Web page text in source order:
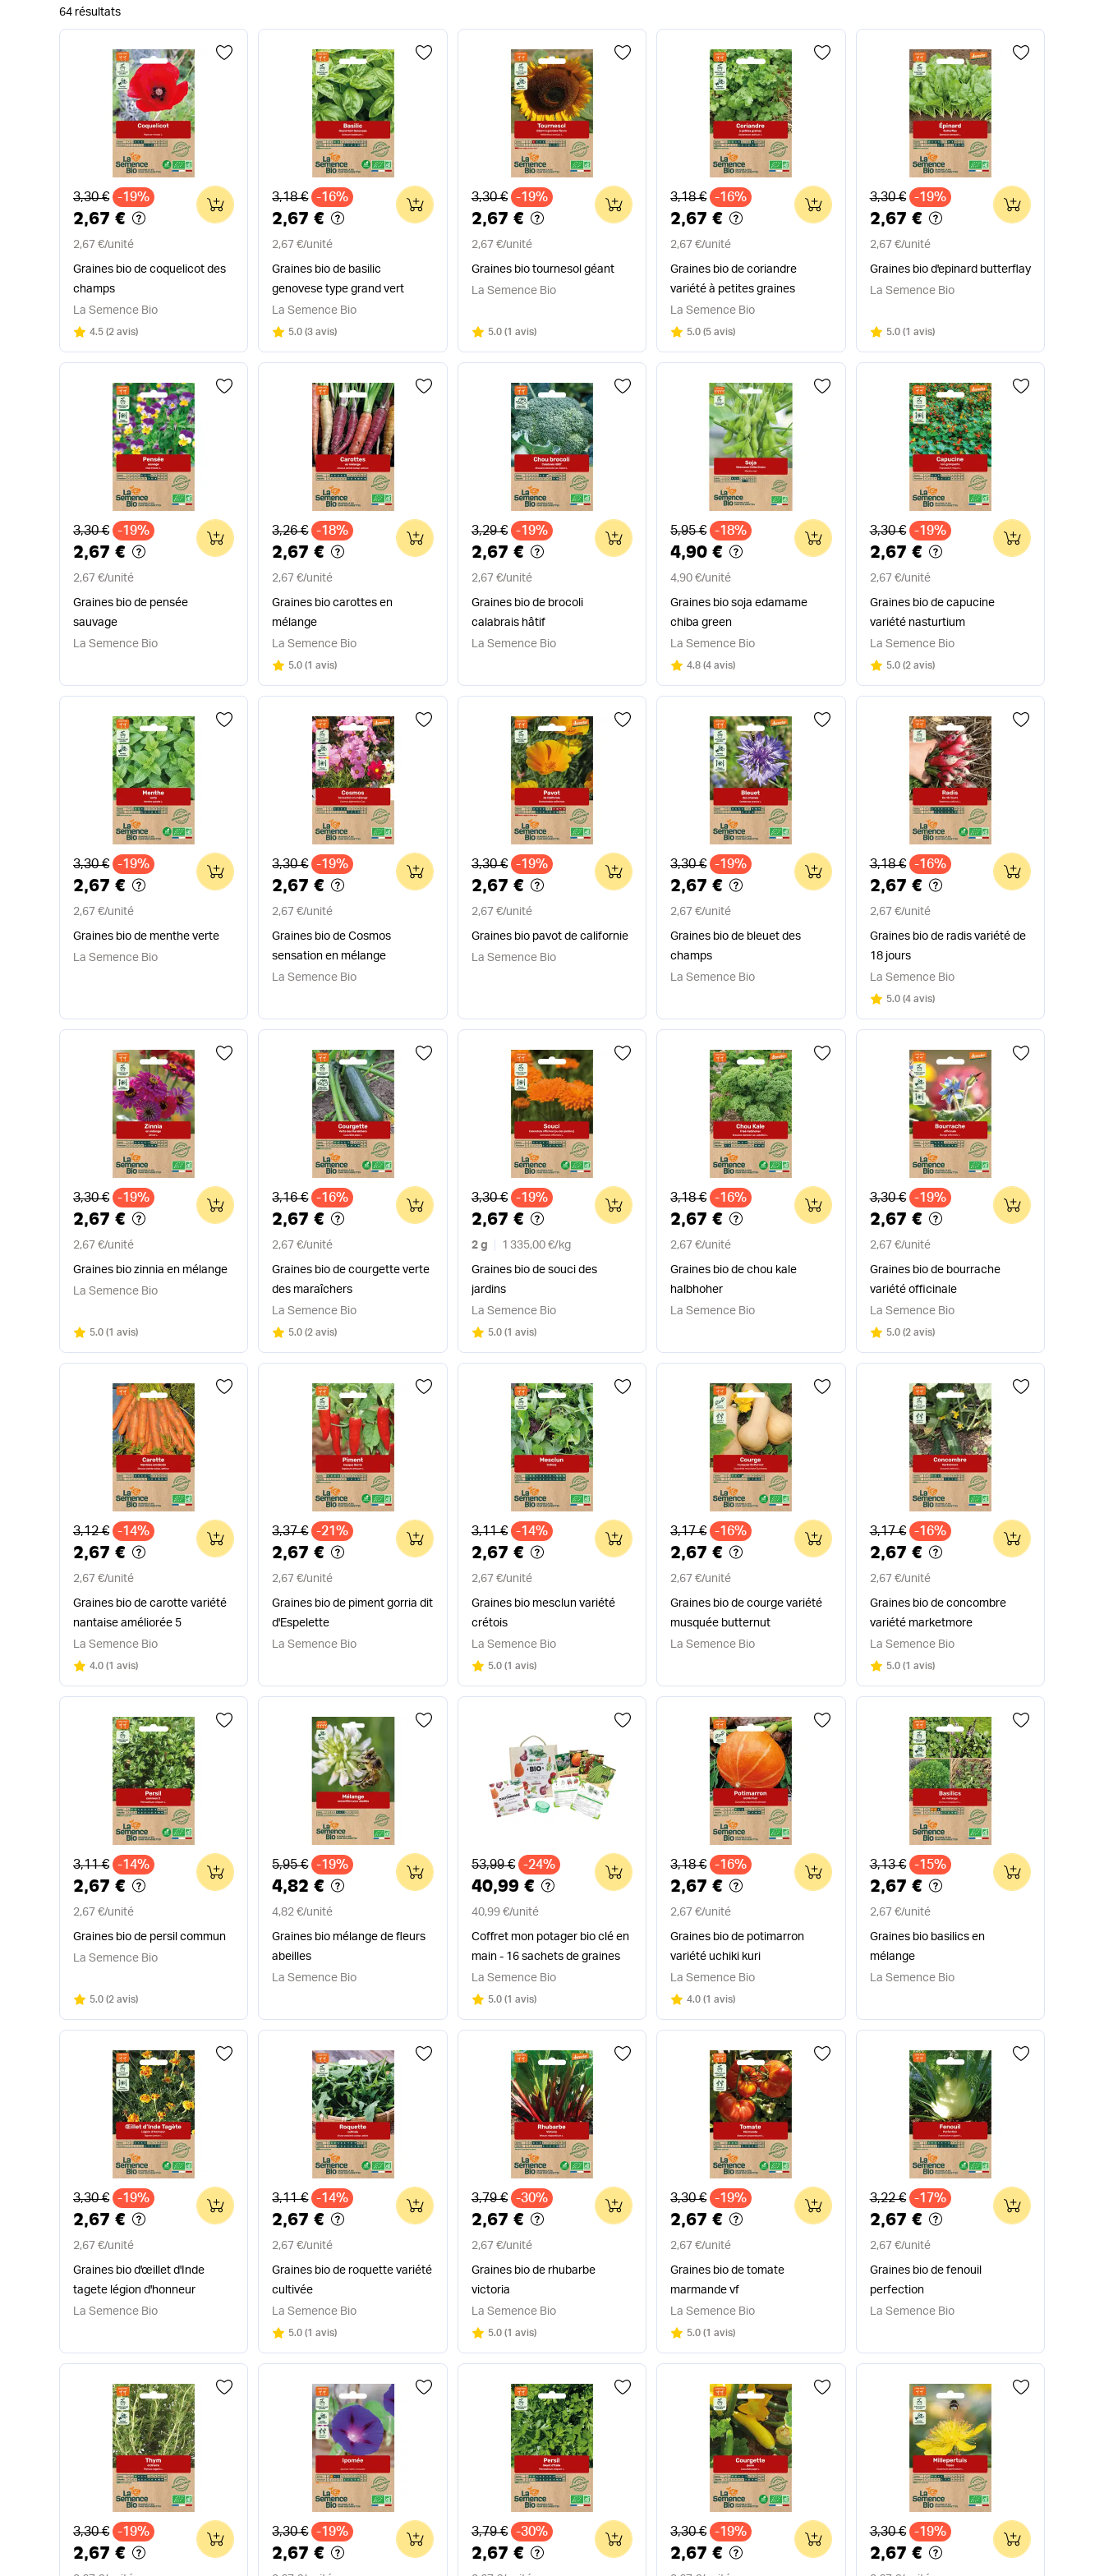
64 résultats
Ancien prix
3,30 € -19%
2,67 €
2,67 €/unité
Graines bio de coquelicot des
champs
0
La Semence Bio
Note
4.5 sur 5
(2 avis)
Ancien prix
3,18 € -16%
2,67 €
2,67 €/unité
Graines bio de basilic
genovese type grand vert
0
La Semence Bio
Note
5.0sur 5
(3 avis)
Ancien prix
3,30 € -19%
2,67 €
2,67 €/unité
Graines bio tournesol géant
0
La Semence Bio
Note
5.0 sur 5
(1 avis)
Ancien prix
3,18 € -16%
2,67 €
2,67 €/unité
Graines bio de coriandre
variété à petites graines
0
La Semence Bio
Note
5.0sur 5
(5 avis)
Ancien prix
3,30 € -19%
2,67 €
2,67 €/unité
Graines bio d'epinard butterflay
0
La Semence Bio
Note
5.0 sur 5
(1 avis)
Ancien prix
3,30 € -19%
2,67 €
2,67 €/unité
Graines bio de pensée
sauvage
0
La Semence Bio
Ancien prix
3,26 € -18%
2,67 €
2,67 €/unité
Graines bio carottes en
mélange
0
La Semence Bio
Note
5.0sur 5
(1 avis)
Ancien prix
3,29 € -19%
2,67 €
2,67 €/unité
Graines bio de brocoli
calabrais hâtif
0
La Semence Bio
Ancien prix
5,95 € -18%
4,90 €
4,90 €/unité
Graines bio soja edamame
chiba green
0
La Semence Bio
Note
4.8sur 5
(4 avis)
Ancien prix
3,30 € -19%
2,67 €
2,67 €/unité
Graines bio de capucine
variété nasturtium
0
La Semence Bio
Note
5.0 sur 5
(2 avis)
Ancien prix
3,30 € -19%
2,67 €
2,67 €/unité
Graines bio de menthe verte
0
La Semence Bio
Ancien prix
3,30 € -19%
2,67 €
2,67 €/unité
Graines bio de Cosmos
sensation en mélange
0
La Semence Bio
Ancien prix
3,30 € -19%
2,67 €
2,67 €/unité
Graines bio pavot de californie
0
La Semence Bio
Ancien prix
3,30 € -19%
2,67 €
2,67 €/unité
Graines bio de bleuet des
champs
0
La Semence Bio
Ancien prix
3,18 € -16%
2,67 €
2,67 €/unité
Graines bio de radis variété de
18 jours
0
La Semence Bio
Note
5.0 sur 5
(4 avis)
Ancien prix
3,30 € -19%
2,67 €
2,67 €/unité
Graines bio zinnia en mélange
0
La Semence Bio
Note
5.0 sur 5
(1 avis)
Ancien prix
3,16 € -16%
2,67 €
2,67 €/unité
Graines bio de courgette verte
des maraîchers
0
La Semence Bio
Note
5.0sur 5
(2 avis)
Ancien prix
3,30 € -19%
2,67 €
2 g 1 335,00 €/kg
Graines bio de souci des
jardins
0
La Semence Bio
Note
5.0 sur 5
(1 avis)
Ancien prix
3,18 € -16%
2,67 €
2,67 €/unité
Graines bio de chou kale
halbhoher
0
La Semence Bio
Ancien prix
3,30 € -19%
2,67 €
2,67 €/unité
Graines bio de bourrache
variété officinale
0
La Semence Bio
Note
5.0 sur 5
(2 avis)
Ancien prix
3,12 € -14%
2,67 €
2,67 €/unité
Graines bio de carotte variété
nantaise améliorée 5
0
La Semence Bio
Note
4.0 sur 5
(1 avis)
Ancien prix
3,37 € -21%
2,67 €
2,67 €/unité
Graines bio de piment gorria dit
d'Espelette
0
La Semence Bio
Ancien prix
3,11 € -14%
2,67 €
2,67 €/unité
Graines bio mesclun variété
crétois
0
La Semence Bio
Note
5.0 sur 5
(1 avis)
Ancien prix
3,17 € -16%
2,67 €
2,67 €/unité
Graines bio de courge variété
musquée butternut
0
La Semence Bio
Ancien prix
3,17 € -16%
2,67 €
2,67 €/unité
Graines bio de concombre
variété marketmore
0
La Semence Bio
Note
5.0 sur 5
(1 avis)
Ancien prix
3,11 € -14%
2,67 €
2,67 €/unité
Graines bio de persil commun
0
La Semence Bio
Note
5.0 sur 5
(2 avis)
Ancien prix
5,95 € -19%
4,82 €
4,82 €/unité
Graines bio mélange de fleurs
abeilles
0
La Semence Bio
Ancien prix
53,99 € -24%
40,99 €
40,99 €/unité
Coffret mon potager bio clé en
main - 16 sachets de graines
0
La Semence Bio
Note
5.0 sur 5
(1 avis)
Ancien prix
3,18 € -16%
2,67 €
2,67 €/unité
Graines bio de potimarron
variété uchiki kuri
0
La Semence Bio
Note
4.0sur 5
(1 avis)
Ancien prix
3,13 € -15%
2,67 €
2,67 €/unité
Graines bio basilics en
mélange
0
La Semence Bio
Ancien prix
3,30 € -19%
2,67 €
2,67 €/unité
Graines bio d'œillet d'Inde
tagete légion d'honneur
0
La Semence Bio
Ancien prix
3,11 € -14%
2,67 €
2,67 €/unité
Graines bio de roquette variété
cultivée
0
La Semence Bio
Note
5.0sur 5
(1 avis)
Ancien prix
3,79 € -30%
2,67 €
2,67 €/unité
Graines bio de rhubarbe
victoria
0
La Semence Bio
Note
5.0 sur 5
(1 avis)
Ancien prix
3,30 € -19%
2,67 €
2,67 €/unité
Graines bio de tomate
marmande vf
0
La Semence Bio
Note
5.0sur 5
(1 avis)
Ancien prix
3,22 € -17%
2,67 €
2,67 €/unité
Graines bio de fenouil
perfection
0
La Semence Bio
Ancien prix
3,30 € -19%
2,67 €
0 Ancien prix
3,30 € -19%
2,67 €
0 Ancien prix
3,79 € -30%
2,67 €
0 Ancien prix
3,30 € -19%
2,67 €
0 Ancien prix
3,30 € -19%
2,67 €
0